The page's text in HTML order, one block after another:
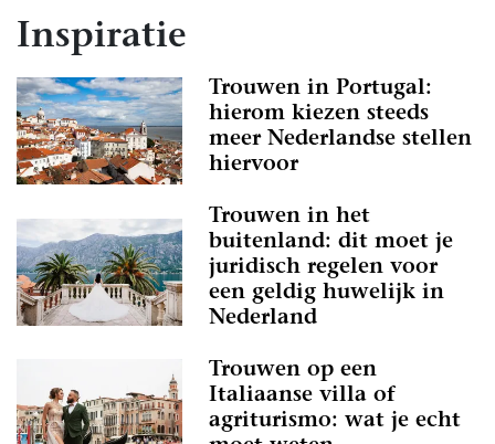
Inspiratie
Trouwen in Portugal:
hierom kiezen steeds
meer Nederlandse stellen
hiervoor
Trouwen in het
buitenland: dit moet je
juridisch regelen voor
een geldig huwelijk in
Nederland
Trouwen op een
Italiaanse villa of
agriturismo: wat je echt